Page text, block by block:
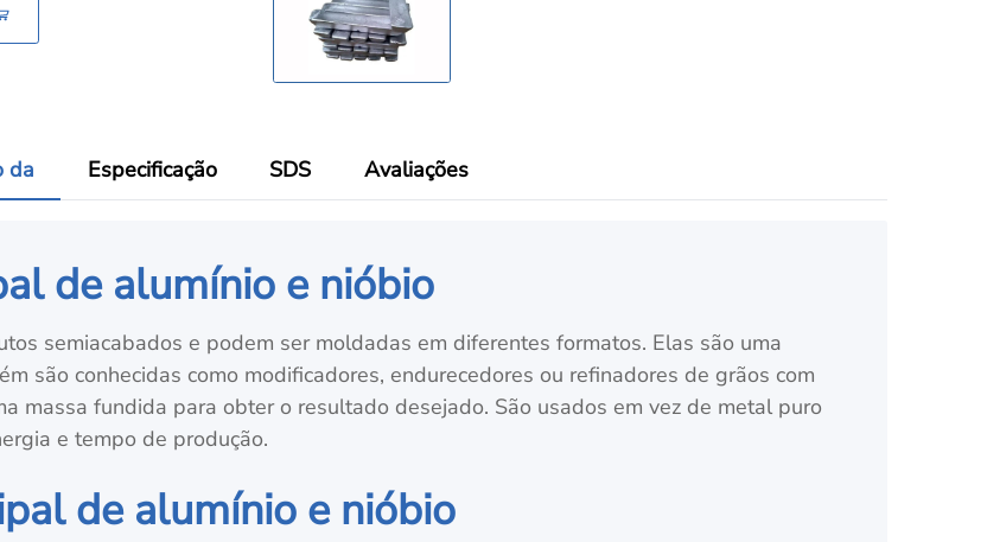
da Especificação SDS Avaliações
de alumínio e nióbio
semiacabados e podem ser moldadas em diferentes formatos. Elas são uma
são conhecidas como modificadores, endurecedores ou refinadores de grãos com
massa fundida para obter o resultado desejado. São usados em vez de metal puro
e tempo de produção.
de alumínio e nióbio